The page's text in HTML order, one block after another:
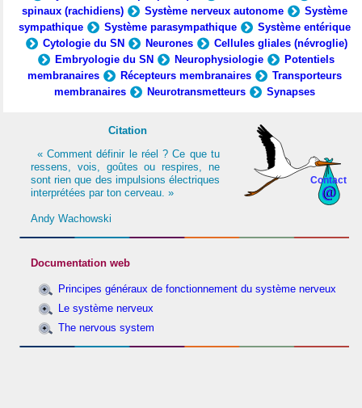
spinaux (rachidiens)
Système nerveux autonome
Système
sympathique
Système parasympathique
Système entérique
Cytologie du SN
Neurones
Cellules gliales (névroglie)
Embryologie du SN
Neurophysiologie
Potentiels
membranaires
Récepteurs membranaires
Transporteurs
membranaires
Neurotransmetteurs Synapses
Contact
Citation
« Comment définir le réel ? Ce que tu
ressens, vois, goûtes ou respires, ne
sont rien que des impulsions électriques
interprétées par ton cerveau. »
Andy Wachowski
Documentation web
Principes généraux de fonctionnement du système nerveux
Le système nerveux
The nervous system